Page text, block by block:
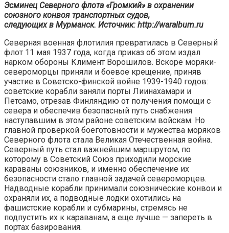
Эсминец Северного флота «Громкий» в охранении
союзного конвоя транспортных судов,
следующих в Мурманск. Источник: http://waralbum.ru
Северная военная флотилия превратилась в Северный
флот 11 мая 1937 года, когда приказ об этом издал
нарком обороны Климент Ворошилов. Вскоре моряки-
североморцы приняли и боевое крещение, приняв
участие в Советско-финской войне 1939-1940 годов:
советские корабли заняли порты Лиинахамари и
Петсамо, отрезав Финляндию от получения помощи с
севера и обеспечив безопасный путь снабжения
наступавшим в этом районе советским войскам. Но
главной проверкой боеготовности и мужества моряков
Северного флота стала Великая Отечественная война.
Северный путь стал важнейшим маршрутом, по
которому в Советский Союз приходили морские
караваны союзников, и именно обеспечение их
безопасности стало главной задачей североморцев.
Надводные корабли принимали союзнические конвои и
охраняли их, а подводные лодки охотились на
фашистские корабли и субмарины, стремясь не
подпустить их к караванам, а еще лучше — запереть в
портах базирования.